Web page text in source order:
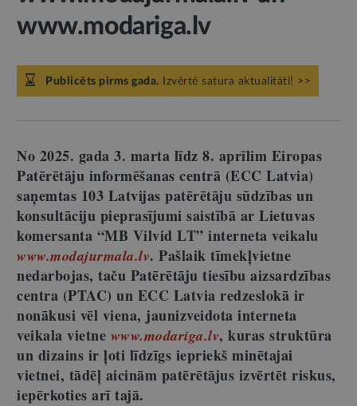
www.modariga.lv
Publicēts pirms gada. Izvērtē satura aktualitāti! >>
No 2025. gada 3. marta līdz 8. aprīlim Eiropas
Patērētāju informēšanas centrā (ECC Latvia)
saņemtas 103 Latvijas patērētāju sūdzības un
konsultāciju pieprasījumi saistībā ar Lietuvas
komersanta “MB Vilvid LT” interneta veikalu
www.modajurmala.lv. Pašlaik tīmekļvietne
nedarbojas, taču Patērētāju tiesību aizsardzības
centra (PTAC) un ECC Latvia redzeslokā ir
nonākusi vēl viena, jaunizveidota interneta
veikala vietne www.modariga.lv, kuras struktūra
un dizains ir ļoti līdzīgs iepriekš minētajai
vietnei, tādēļ aicinām patērētājus izvērtēt riskus,
iepērkoties arī tajā.